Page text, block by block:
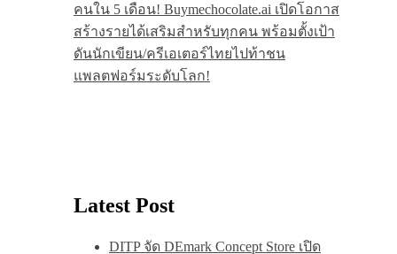
คนใน 5 เดือน! Buymechocolate.ai เปิดโอกาส
สร้างรายได้เสริมสำหรับทุกคน พร้อมตั้งเป้า
ดันนักเขียน/ครีเอเตอร์ไทยไปท้าชน
แพลตฟอร์มระดับโลก!
Latest Post
DITP จัด DEmark Concept Store เปิด